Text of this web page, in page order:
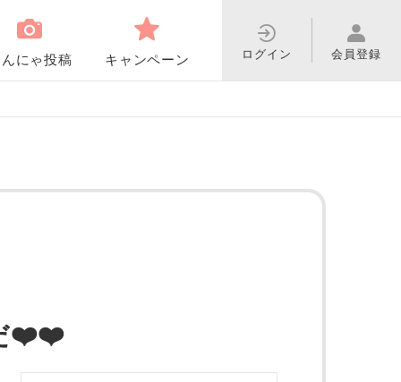
ログイン 会員登録
にゃ投稿 キャンペーン
❤️❤️